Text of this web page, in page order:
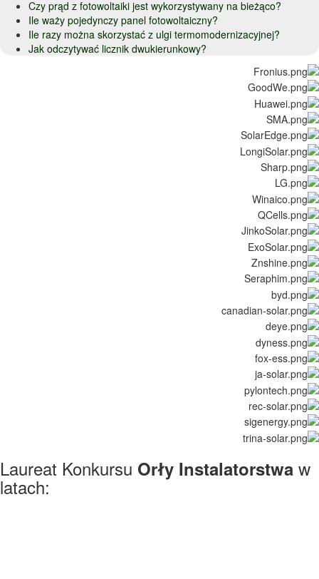
Czy prąd z fotowoltaiki jest wykorzystywany na bieżąco?
Ile waży pojedynczy panel fotowoltaiczny?
Ile razy można skorzystać z ulgi termomodernizacyjnej?
Jak odczytywać licznik dwukierunkowy?
Laureat Konkursu Orły Instalatorstwa w
latach: